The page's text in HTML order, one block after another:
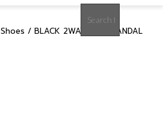
search
Shoes / BLACK 2WAY SLIDE SANDAL30%